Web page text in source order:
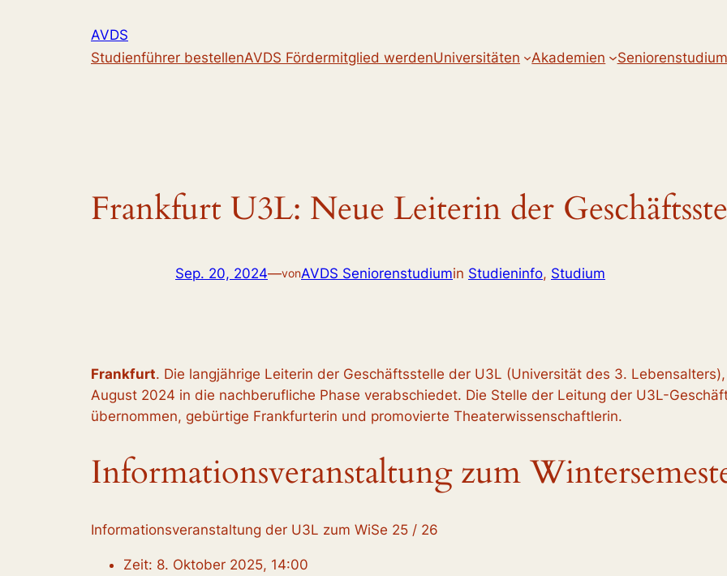
AVDS
Studienführer bestellenAVDS Fördermitglied werdenUniversitäten Akademien Seniorenstudium
Frankfurt U3L: Neue Leiterin der
Sep. 20, 2024—vonAVDS Seniorenstudiumin Studieninfo, Studium
Frankfurt. Die langjährige Leiterin der Geschäftsstelle der U3L (Universität des 3.
August 2024 in die nachberufliche Phase verabschiedet. Die Stelle der Leitung der U3L-
übernommen, gebürtige Frankfurterin und promovierte Theaterwissenschaftlerin.
Informationsveranstaltung zum
Informationsveranstaltung der U3L zum WiSe 25 / 26
Zeit: 8. Oktober 2025, 14:00